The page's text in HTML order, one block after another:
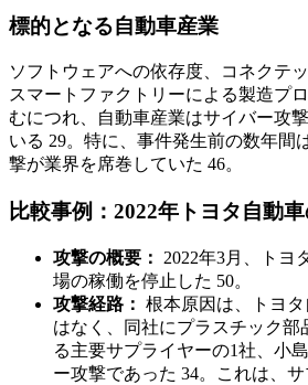
標的となる自動車産業
ソフトウェアへの依存度、コネクテ
スマートファクトリーによる製造プ
むにつれ、自動車産業はサイバー攻
いる 29。特に、事件発生前の数年間
撃が業界を席巻していた 46。
比較事例：2022年トヨタ自動
攻撃の概要：
2022年3月、トヨ
場の稼働を停止した 50。
攻撃経路： 根本原因は、トヨ
はなく、同社にプラスチック部
る主要サプライヤーの1社、小
ー攻撃であった 34。これは、